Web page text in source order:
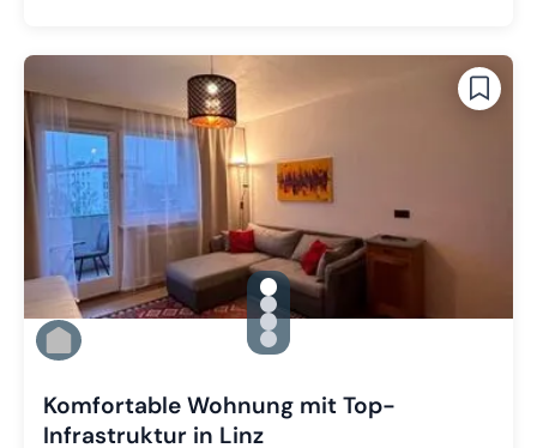
gallery.slide_selector
Zu Slide 1 wechseln
Zu Slide 2 wechseln
Zu Slide 3 wechseln
Zu Slide 4 wechseln
Komfortable Wohnung mit Top-
Infrastruktur in Linz